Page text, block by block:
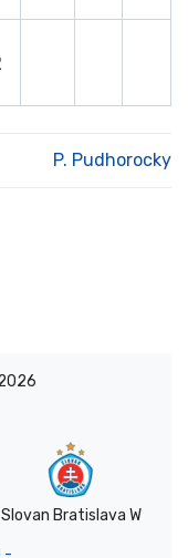
P. Pudhorocky
Slovan Bratislava W